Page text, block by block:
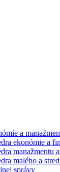
a
ekonómie a
manažmentu
malého a
správy